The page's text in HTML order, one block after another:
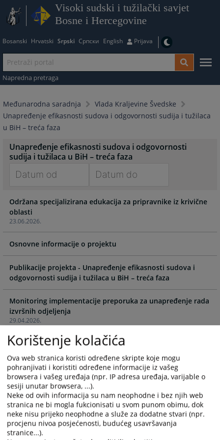
Visoki sudski i tužilački savjet
Bosne i Hercegovine
Bosanski Hrvatski Srpski Српски English Prijava
Napredna pretraga
Međunarodna saradnja
Vlada Kraljevine Švedske
Unapređenje efikasnosti sudova i odgovornosti sudija i tužilaca
u BiH – treća faza
Unapređenje efikasnosti sudova i odgovornosti
sudija i tužilaca u BiH – treća faza
forward
to
interact
with
the
calendar
and
select
a
date.
Press
the
mark
key
to
get
the
keyboard
shortcuts
for
changing
forward
with
the
calendar
and
select
a
date.
mark
key
to
get
the
keyboard
shortcuts
for
changing
23.06.2026.
Održana specijalizirana edukacija za pripravnike iz krivične
oblasti
Osnovne informacije o projektu
Publikacije projekta - Unapređenje efikasnosti sudova i
odgovornosti sudija i tužilaca u BiH – treća faza
29.04.2026.
Monitoring implementacije preporuka za unapređenje rada
izvršnih odjeljenja
18.02.2026.
Učenje kroz praksu: Održana specijalizirana edukacija za
pripravnike iz krivične oblasti
22.12.2025.
Unaprjeđenje učinkovitosti ovršnih postupaka u sudovima
Bosne i Hercegovine
Ravnatelj Švedske agencije za izvršenje i veleposlanica
Korištenje kolačića
Ova web stranica koristi određene skripte koje mogu
pohranjivati i koristiti određene informacije iz vašeg
browsera i vašeg uređaja (npr. IP adresa uređaja, varijable o
sesiji unutar browsera, ...).
Neke od ovih informacija su nam neophodne i bez njih web
stranica ne bi mogla fukcionisati u svom punom obimu, dok
neke nisu prijeko neophodne a služe za dodatne stvari (npr.
procjenu nivoa posjećenosti, budućeg usavršavanja
stranice...).